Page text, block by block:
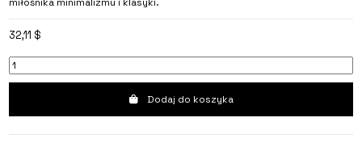
miłośnika minimalizmu i klasyki.
32,11 $
Dodaj do koszyka